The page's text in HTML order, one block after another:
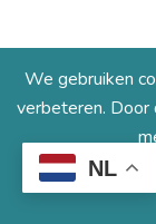
NL
We gebruiken
verbeteren. Door